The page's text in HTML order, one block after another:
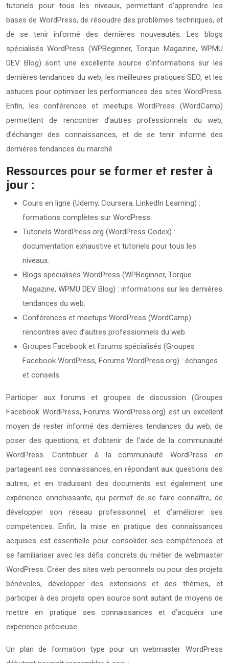
tutoriels pour tous les niveaux, permettant d’apprendre les
bases de WordPress, de résoudre des problèmes techniques, et
de se tenir informé des dernières nouveautés. Les blogs
spécialisés WordPress (WPBeginner, Torque Magazine, WPMU
DEV Blog) sont une excellente source d’informations sur les
dernières tendances du web, les meilleures pratiques SEO, et les
astuces pour optimiser les performances des sites WordPress.
Enfin, les conférences et meetups WordPress (WordCamp)
permettent de rencontrer d’autres professionnels du web,
d’échanger des connaissances, et de se tenir informé des
dernières tendances du marché.
Ressources pour se former et rester à
jour :
Cours en ligne (Udemy, Coursera, LinkedIn Learning) :
formations complètes sur WordPress.
Tutoriels WordPress.org (WordPress Codex) :
documentation exhaustive et tutoriels pour tous les
niveaux.
Blogs spécialisés WordPress (WPBeginner, Torque
Magazine, WPMU DEV Blog) : informations sur les dernières
tendances du web.
Conférences et meetups WordPress (WordCamp) :
rencontres avec d’autres professionnels du web.
Groupes Facebook et forums spécialisés (Groupes
Facebook WordPress, Forums WordPress.org) : échanges
et conseils.
Participer aux forums et groupes de discussion (Groupes
Facebook WordPress, Forums WordPress.org) est un excellent
moyen de rester informé des dernières tendances du web, de
poser des questions, et d’obtenir de l’aide de la communauté
WordPress. Contribuer à la communauté WordPress en
partageant ses connaissances, en répondant aux questions des
autres, et en traduisant des documents est également une
expérience enrichissante, qui permet de se faire connaître, de
développer son réseau professionnel, et d’améliorer ses
compétences. Enfin, la mise en pratique des connaissances
acquises est essentielle pour consolider ses compétences et
se familiariser avec les défis concrets du métier de webmaster
WordPress. Créer des sites web personnels ou pour des projets
bénévoles, développer des extensions et des thèmes, et
participer à des projets open source sont autant de moyens de
mettre en pratique ses connaissances et d’acquérir une
expérience précieuse.
Un plan de formation type pour un webmaster WordPress